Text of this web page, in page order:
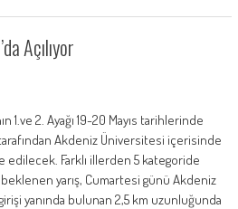
Açılıyor
1.ve 2. Ayağı 19-20 Mayıs tarihlerinde
Akdeniz Üniversitesi içerisinde
edilecek. Farklı illerden 5 kategoride
yarış, Cumartesi günü Akdeniz
yanında bulunan 2,5 km uzunluğunda